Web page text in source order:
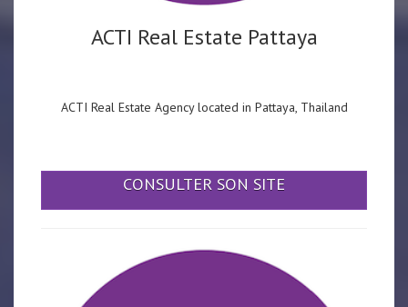
ACTI Real Estate Pattaya
ACTI Real Estate Agency located in Pattaya, Thailand
CONSULTER SON SITE